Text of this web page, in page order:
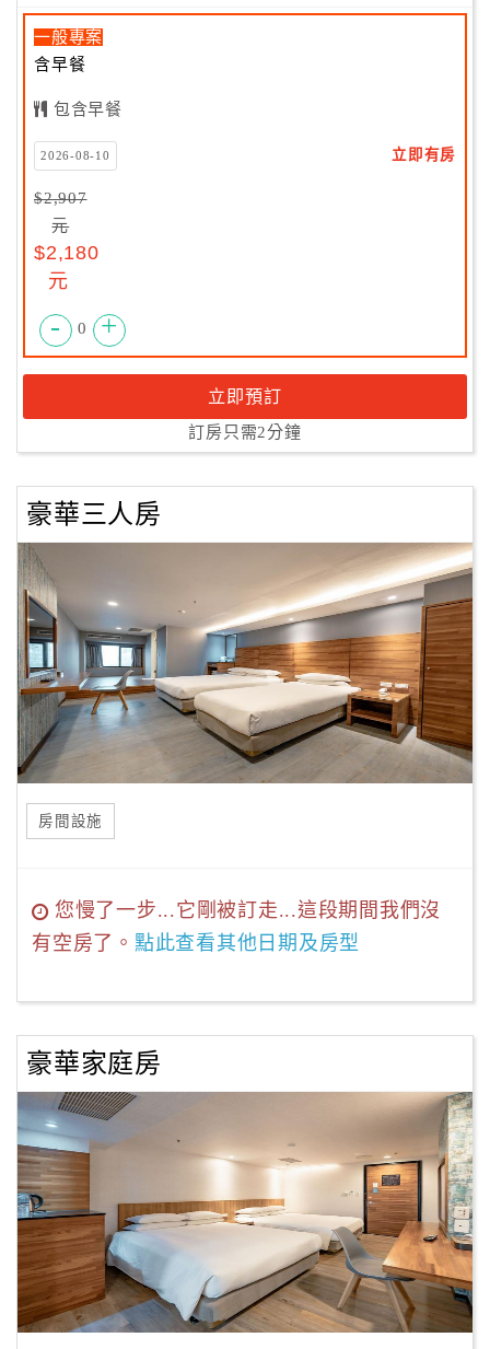
一般專案
含早餐
包含早餐
2026-08-10 立即有房
$2,907
元
$2,180
元
- 0 +
立即預訂
訂房只需2分鐘
豪華三人房
房間設施
您慢了一步...它剛被訂走...這段期間我們沒
有空房了。 點此查看其他日期及房型
豪華家庭房